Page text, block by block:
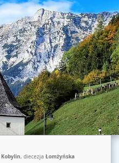
Kobylin, diecezja Łomżyńska